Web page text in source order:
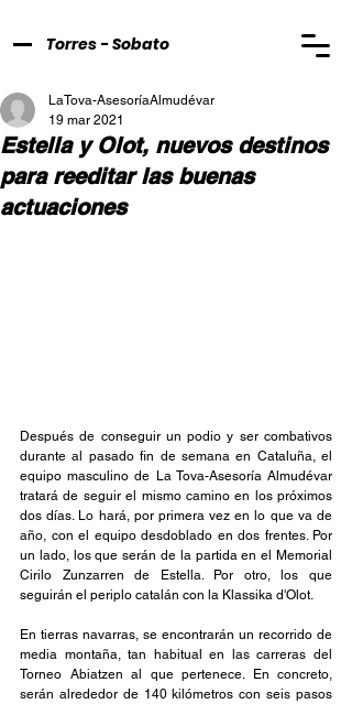
Torres - Sobato
Estella y Olot, nuevos destinos
para reeditar las buenas
actuaciones
LaTova-AsesoríaAlmudévar
19 mar 2021
Después de conseguir un podio y ser combativos
durante al pasado fin de semana en Cataluña, el
equipo masculino de La Tova-Asesoría Almudévar
tratará de seguir el mismo camino en los próximos
dos días. Lo hará, por primera vez en lo que va de
año, con el equipo desdoblado en dos frentes. Por
un lado, los que serán de la partida en el Memorial
Cirilo Zunzarren de Estella. Por otro, los que
seguirán el periplo catalán con la Klassika d'Olot.
En tierras navarras, se encontrarán un recorrido de
media montaña, tan habitual en las carreras del
Torneo Abiatzen al que pertenece. En concreto,
serán alrededor de 140 kilómetros con seis pasos